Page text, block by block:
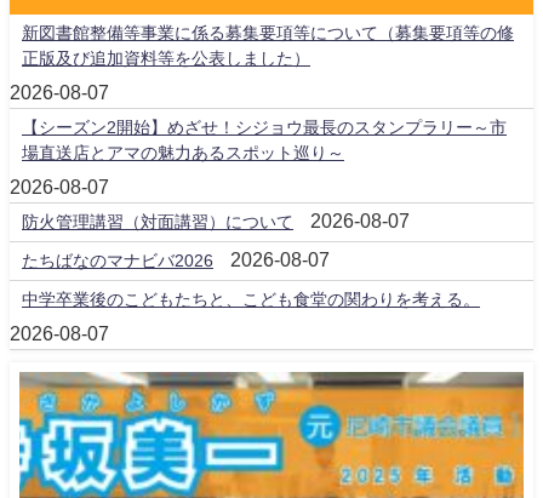
新図書館整備等事業に係る募集要項等について（募集要項等の修
正版及び追加資料等を公表しました）
2026-08-07
【シーズン2開始】めざせ！シジョウ最長のスタンプラリー～市
場直送店とアマの魅力あるスポット巡り～
2026-08-07
防火管理講習（対面講習）について 2026-08-07
たちばなのマナビバ2026 2026-08-07
中学卒業後のこどもたちと、こども食堂の関わりを考える。
2026-08-07